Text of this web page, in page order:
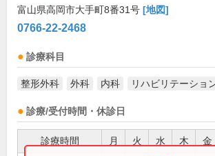
富山県高岡市大手町8番31号 [地図]
0766-22-2468
診療科目
整形外科 外科 内科 リハビリテーショ
診療/受付時間・休診日
診療時間 月 火 水 木 金